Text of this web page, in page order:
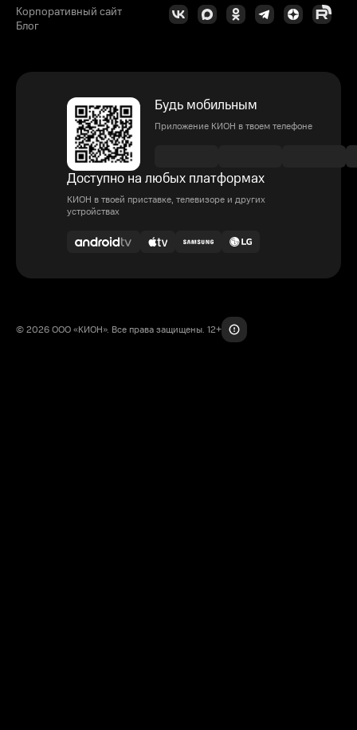
Корпоративный сайт
Блог
Будь мобильным
Приложение КИОН в твоем телефоне
Доступно на любых платформах
КИОН в твоей приставке, телевизоре и других
устройствах
© 2026 ООО «КИОН». Все права защищены. 12+